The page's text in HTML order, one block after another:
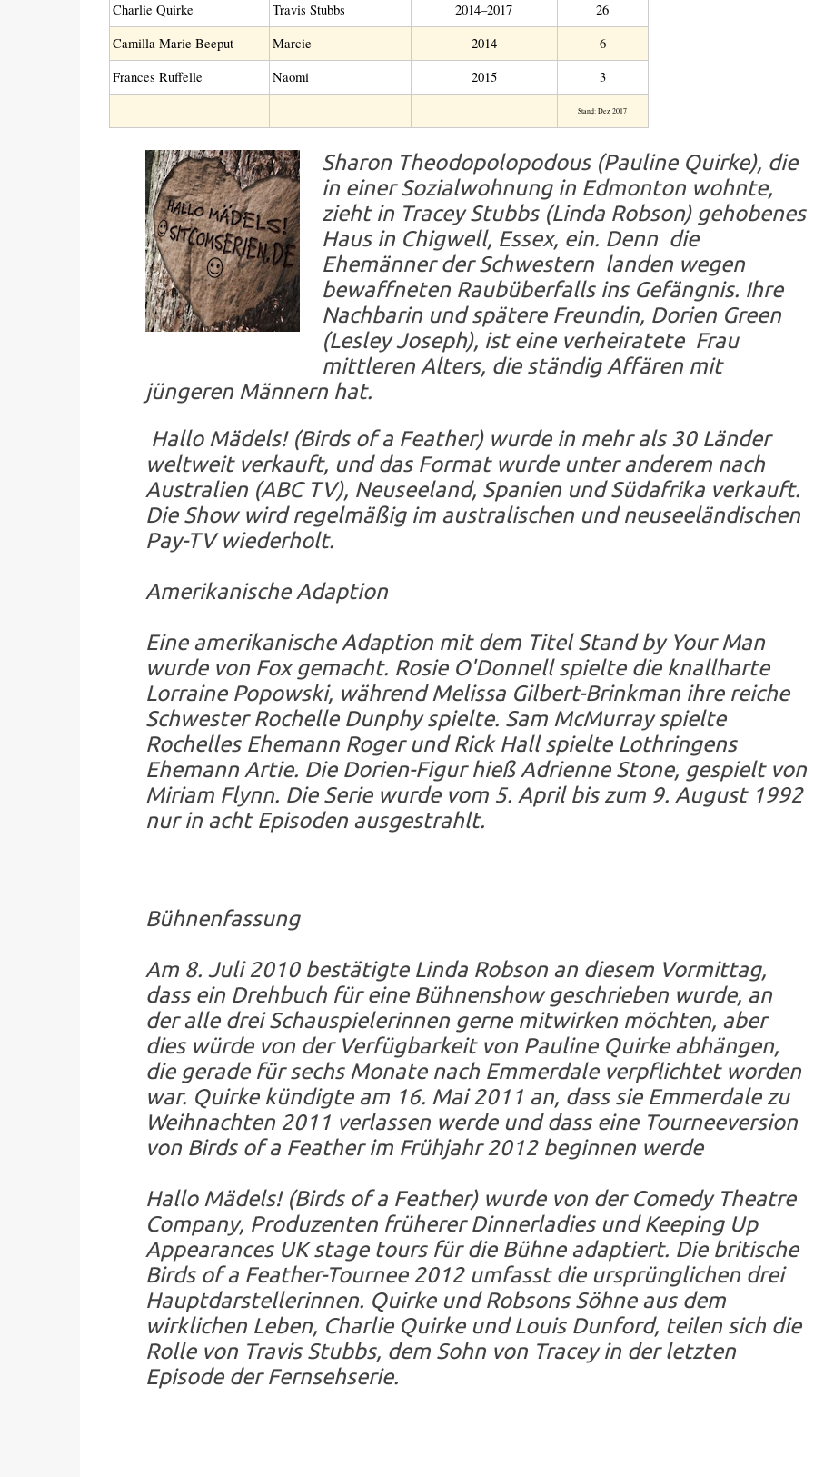
Charlie Quirke
Travis Stubbs 2014–2017
26
Camilla Marie Beeput
Marcie 2014
6
Frances Ruffelle
Naomi 2015 3
Stand: Dez 2017
Sharon Theodopolopodous (Pauline Quirke), die
in einer Sozialwohnung in Edmonton wohnte,
zieht in Tracey Stubbs (Linda Robson) gehobenes
Haus in Chigwell, Essex, ein. Denn die
Ehemänner der Schwestern landen wegen
bewaffneten Raubüberfalls ins Gefängnis. Ihre
Nachbarin und spätere Freundin, Dorien Green
(Lesley Joseph), ist eine verheiratete Frau
mittleren Alters, die ständig Affären mit
jüngeren Männern hat.
Hallo Mädels! (Birds of a Feather) wurde in mehr als 30 Länder
weltweit verkauft, und das Format wurde unter anderem nach
Australien (ABC TV), Neuseeland, Spanien und Südafrika verkauft.
Die Show wird regelmäßig im australischen und neuseeländischen
Pay-TV wiederholt.
Amerikanische Adaption
Eine amerikanische Adaption mit dem Titel Stand by Your Man
wurde von Fox gemacht. Rosie O'Donnell spielte die knallharte
Lorraine Popowski, während Melissa Gilbert-Brinkman ihre reiche
Schwester Rochelle Dunphy spielte. Sam McMurray spielte
Rochelles Ehemann Roger und Rick Hall spielte Lothringens
Ehemann Artie. Die Dorien-Figur hieß Adrienne Stone, gespielt von
Miriam Flynn. Die Serie wurde vom 5. April bis zum 9. August 1992
nur in acht Episoden ausgestrahlt.
Bühnenfassung
Am 8. Juli 2010 bestätigte Linda Robson an diesem Vormittag,
dass ein Drehbuch für eine Bühnenshow geschrieben wurde, an
der alle drei Schauspielerinnen gerne mitwirken möchten, aber
dies würde von der Verfügbarkeit von Pauline Quirke abhängen,
die gerade für sechs Monate nach Emmerdale verpflichtet worden
war. Quirke kündigte am 16. Mai 2011 an, dass sie Emmerdale zu
Weihnachten 2011 verlassen werde und dass eine Tourneeversion
von Birds of a Feather im Frühjahr 2012 beginnen werde
Hallo Mädels! (Birds of a Feather) wurde von der Comedy Theatre
Company, Produzenten früherer Dinnerladies und Keeping Up
Appearances UK stage tours für die Bühne adaptiert. Die britische
Birds of a Feather-Tournee 2012 umfasst die ursprünglichen drei
Hauptdarstellerinnen. Quirke und Robsons Söhne aus dem
wirklichen Leben, Charlie Quirke und Louis Dunford, teilen sich die
Rolle von Travis Stubbs, dem Sohn von Tracey in der letzten
Episode der Fernsehserie.